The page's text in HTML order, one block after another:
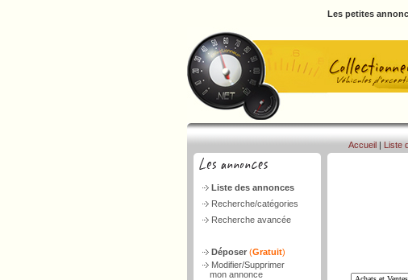
Les petites
Liste des annonces
Recherche/catégories
Recherche avancée
Déposer (Gratuit)
Modifier/Supprimer
mon annonce
Accueil | Liste